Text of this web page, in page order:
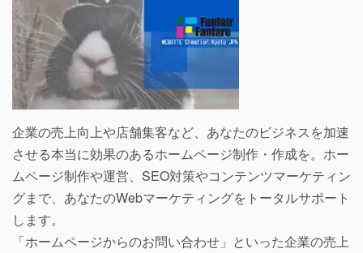
企業の売上向上や店舗集客など、あなたのビジネスを加速
させる本当に効果のあるホームページ制作・作成を。ホー
ムページ制作や運営、SEO対策やコンテンツマーケティン
グまで、あなたのWebマーケティングをトータルサポート
します。
「ホームページからのお問い合わせ」といった企業の売上